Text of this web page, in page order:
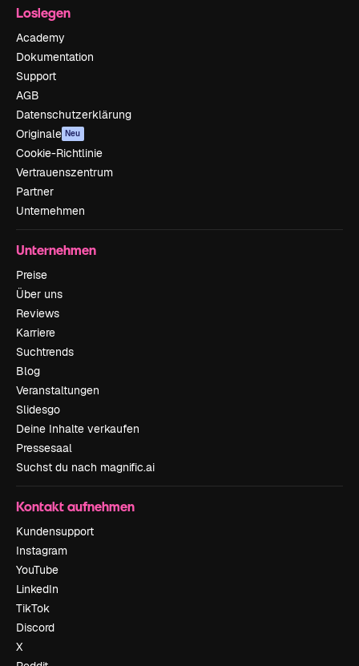
Loslegen
Academy
Dokumentation
Support
AGB
Datenschutzerklärung
Originale Neu
Cookie-Richtlinie
Vertrauenszentrum
Partner
Unternehmen
Unternehmen
Preise
Über uns
Reviews
Karriere
Suchtrends
Blog
Veranstaltungen
Slidesgo
Deine Inhalte verkaufen
Pressesaal
Suchst du nach magnific.ai
Kontakt aufnehmen
Kundensupport
Instagram
YouTube
LinkedIn
TikTok
Discord
X